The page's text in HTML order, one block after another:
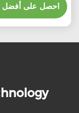
احصل على أفضل